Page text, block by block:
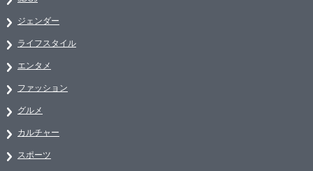
ジェンダー
ライフスタイル
エンタメ
ファッション
グルメ
カルチャー
スポーツ